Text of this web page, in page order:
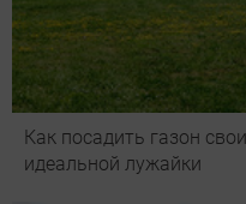
Как посадить газон
идеальной лужайки